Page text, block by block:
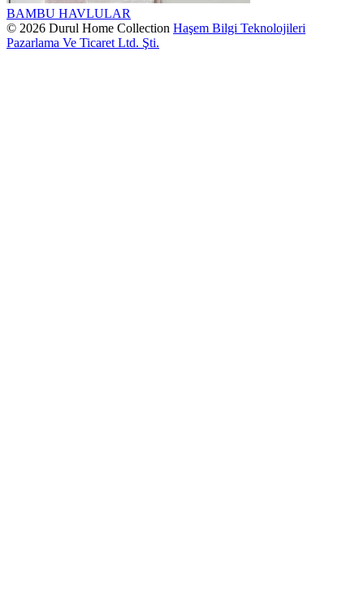
BAMBU HAVLULAR
© 2026 Durul Home Collection Haşem Bilgi Teknolojileri
Pazarlama Ve Ticaret Ltd. Şti.